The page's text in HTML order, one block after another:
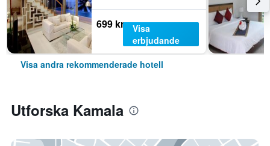
699 kr
Visa
erbjudande
Visa andra rekommenderade hotell
Utforska Kamala